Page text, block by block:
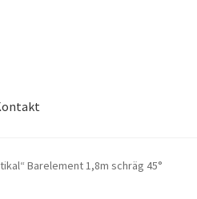
Barelement 1,8m schräg 45°